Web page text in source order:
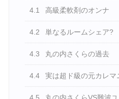
4.1 高級柔軟剤のオンナ
4.2 単なるルームシェア?
4.3 丸の内さくらの過去
4.4 実は超ド級の元カレマ